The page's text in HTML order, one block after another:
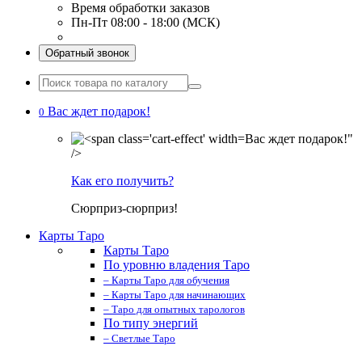
Время обработки заказов
Пн-Пт 08:00 - 18:00 (МСК)
Обратный звонок
0 Вас ждет подарок!
Вас ждет подарок!"
/>
Как его получить?
Сюрприз-сюрприз!
Карты Таро
Карты Таро
По уровню владения Таро
– Карты Таро для обучения
– Карты Таро для начинающих
– Таро для опытных тарологов
По типу энергий
– Светлые Таро